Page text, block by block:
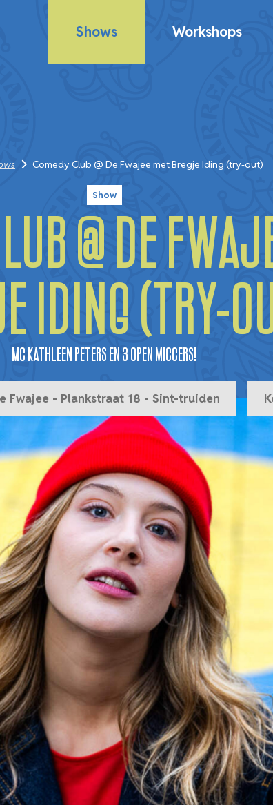
Shows Workshops
Comedy Club @ De Fwajee met Bregje Iding (try-out)
Show
@ De
Iding (try-
MC Kathleen Peters en 3 Open Miccers!
Fwajee - Plankstraat 18 - Sint-truiden